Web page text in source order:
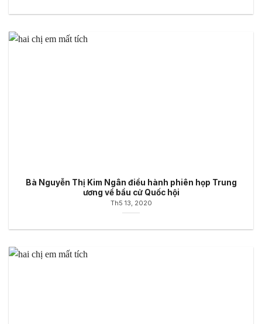
Bà Nguyễn Thị Kim Ngân điều hành phiên họp Trung
ương về bầu cử Quốc hội
Th5 13, 2020